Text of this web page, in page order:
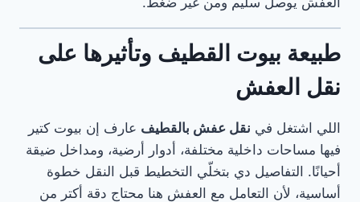
طبيعة بيوت القطيف وتأثيرها على
نقل العفش
اللي اشتغل في نقل عفش بالقطيف عارف إن بيوت كتير
فيها مساحات داخلية مختلفة، أدوار أرضية، ومداخل ضيقة
أحيانًا. التفاصيل دي بتخلّي التخطيط قبل النقل خطوة
أساسية، لأن التعامل مع العفش هنا محتاج دقة أكتر من